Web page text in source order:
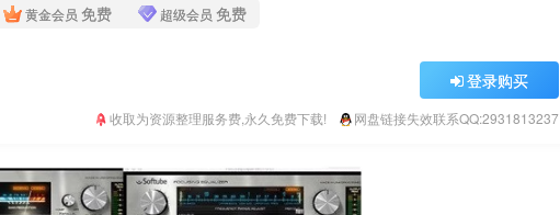
黄金会员 免费 超级会员 免费
登录购买
收取为资源整理服务费,永久免费下载! 网盘链接失效联系QQ:2931813237